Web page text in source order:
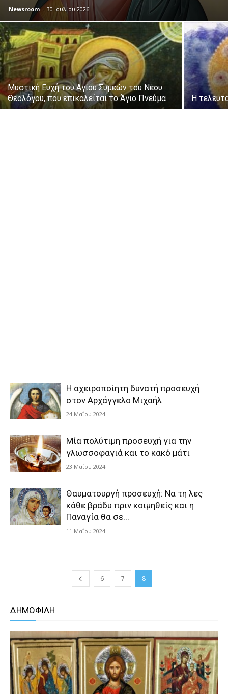
Newsroom - 30 Ιουλίου 2026
Μυστική Ευχή του Αγίου Συμεών του Νέου
Θεολόγου, που επικαλείται το Άγιο Πνεύμα
Η
Η αχειροποίητη δυνατή προσευχή
στον Αρχάγγελο Μιχαήλ
24 Μαΐου 2024
Μία πολύτιμη προσευχή για την
γλωσσοφαγιά και το κακό μάτι
23 Μαΐου 2024
Θαυματουργή προσευχή: Να τη λες
κάθε βράδυ πριν κοιμηθείς και η
Παναγία θα σε...
11 Μαΐου 2024
6 7 8
ΔΗΜΟΦΙΛΗ